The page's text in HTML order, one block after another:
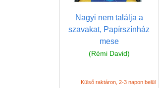
Nagyi nem találja a
szavakat, Papírszínház
mese
(Rémi David)
Külső raktáron, 2-3 napon belül